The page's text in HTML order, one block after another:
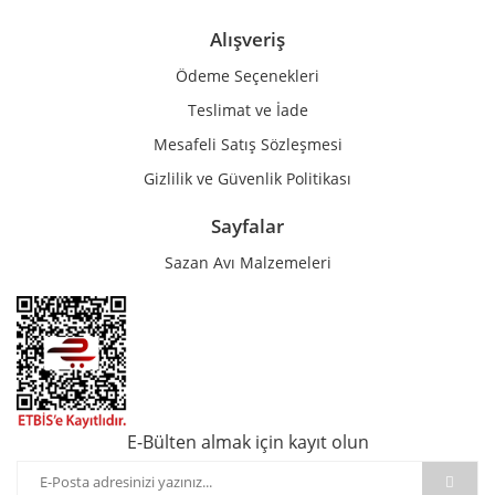
Alışveriş
Ödeme Seçenekleri
Teslimat ve İade
Mesafeli Satış Sözleşmesi
Gizlilik ve Güvenlik Politikası
Sayfalar
Sazan Avı Malzemeleri
E-Bülten almak için kayıt olun